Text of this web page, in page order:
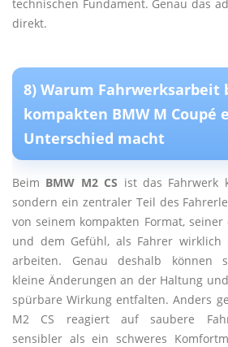
technischen Fundament. Genau das
direkt.
8) Warum Fahrwerksarbeit
kompakten BMW M Coupé
Unterschied macht
Beim BMW M2 CS ist das Fahrwerk
sondern ein zentraler Teil des
von seinem kompakten Format,
und dem Gefühl, als Fahrer wirklich
arbeiten. Genau deshalb können
kleine Änderungen an der Haltung
spürbare Wirkung entfalten. Anders
M2 CS reagiert auf saubere
sensibler als ein schweres